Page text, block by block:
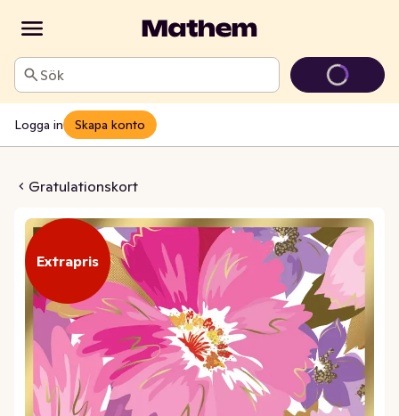
Sök
Logga in Skapa konto
Gratulationskort
Rosa Blommor
Extrapris